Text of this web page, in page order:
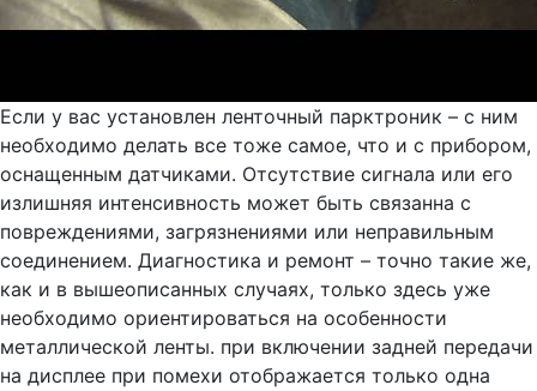
Если у вас установлен ленточный парктроник – с ним
необходимо делать все тоже самое, что и с прибором,
оснащенным датчиками. Отсутствие сигнала или его
излишняя интенсивность может быть связанна с
повреждениями, загрязнениями или неправильным
соединением. Диагностика и ремонт – точно такие же,
как и в вышеописанных случаях, только здесь уже
необходимо ориентироваться на особенности
металлической ленты. при включении задней передачи
на дисплее при помехи отображается только одна